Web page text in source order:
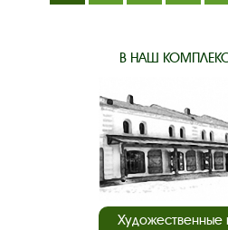
В НАШ
Художественные